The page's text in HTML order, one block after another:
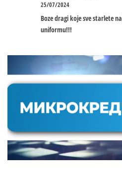
25/07/2024
Boze dragi koje sve starlete
uniformu!!!